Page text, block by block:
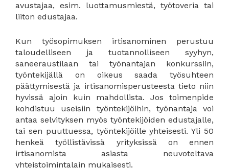
avustajaa, esim. luottamusmiestä, työtoveria tai
liiton edustajaa.
Kun työsopimuksen irtisanominen perustuu
taloudelliseen ja tuotannolliseen syyhyn,
saneeraustilaan tai työnantajan konkurssiin,
työntekijällä on oikeus saada työsuhteen
päättymisestä ja irtisanomisperusteesta tieto niin
hyvissä ajoin kuin mahdollista. Jos toimenpide
kohdistuu useisiin työntekijöihin, työnantaja voi
antaa selvityksen myös työntekijöiden edustajalle,
tai sen puuttuessa, työntekijöille yhteisesti. Yli 50
henkeä työllistävissä yrityksissä on ennen
irtisanomista asiasta neuvoteltava
yhteistoimintalain mukaisesti.